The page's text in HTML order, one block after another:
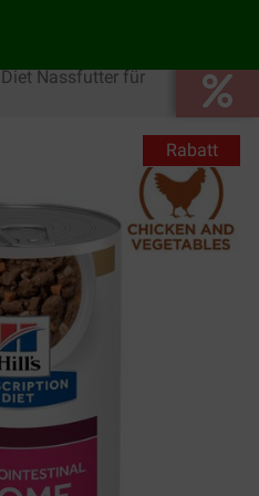
Nassfutter für
Rabatt